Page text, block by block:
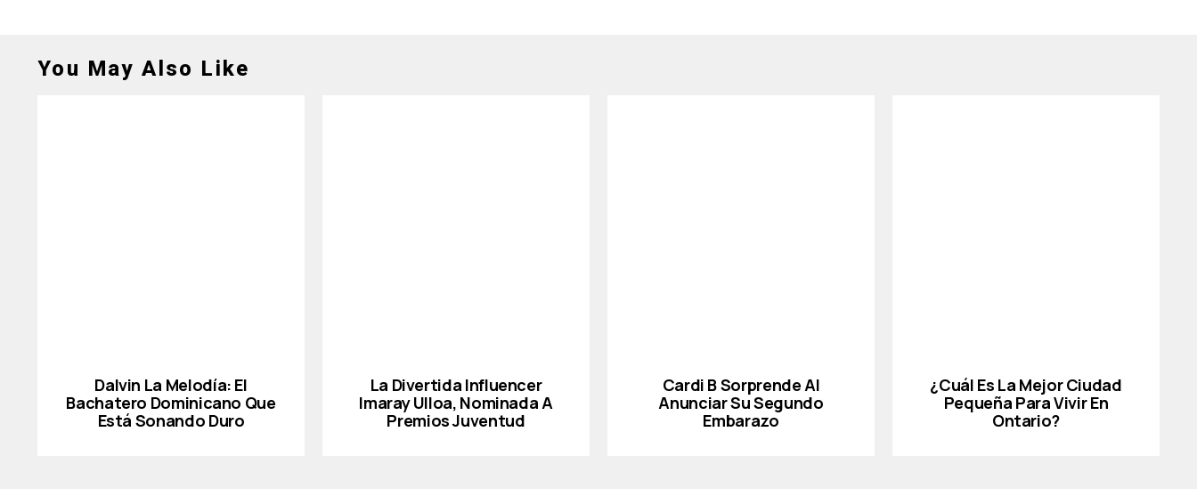
You May Also Like
Dalvin La Melodía: El
Bachatero Dominicano Que
Está Sonando Duro
La Divertida Influencer
Imaray Ulloa, Nominada A
Premios Juventud
Cardi B Sorprende Al
Anunciar Su Segundo
Embarazo
¿Cuál Es La Mejor Ciudad
Pequeña Para Vivir En
Ontario?